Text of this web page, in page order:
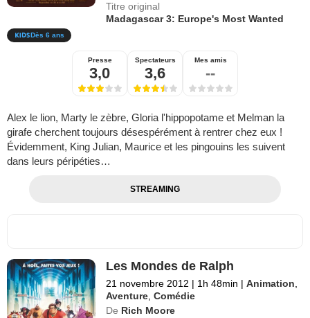
Titre original
Madagascar 3: Europe's Most Wanted
Dès 6 ans
Presse
3,0
Spectateurs
3,6
Mes amis
--
Alex le lion, Marty le zèbre, Gloria l'hippopotame et Melman la
girafe cherchent toujours désespérément à rentrer chez eux !
Évidemment, King Julian, Maurice et les pingouins les suivent
dans leurs péripéties…
STREAMING
Les Mondes de Ralph
21 novembre 2012 | 1h 48min | Animation
Aventure ,Comédie
De Rich Moore